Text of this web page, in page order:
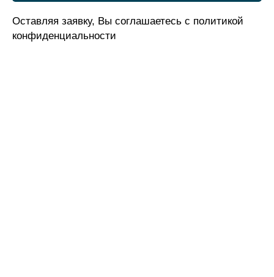
Оставляя заявку, Вы соглашаетесь с политикой
конфиденциальности